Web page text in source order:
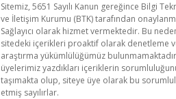
Sitemiz, 5651 Sayılı Kanun gereğince Bilgi
ve İletişim Kurumu (BTK) tarafından
Sağlayıcı olarak hizmet vermektedir. Bu
sitedeki içerikleri proaktif olarak denetleme
araştırma yükümlülüğümüz
üyelerimiz yazdıkları içeriklerin
taşımakta olup, siteye üye olarak bu
etmiş sayılırlar.